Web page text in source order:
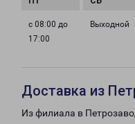
с 08:00 до
17:00
Выходной
Доставка из
Из филиала в